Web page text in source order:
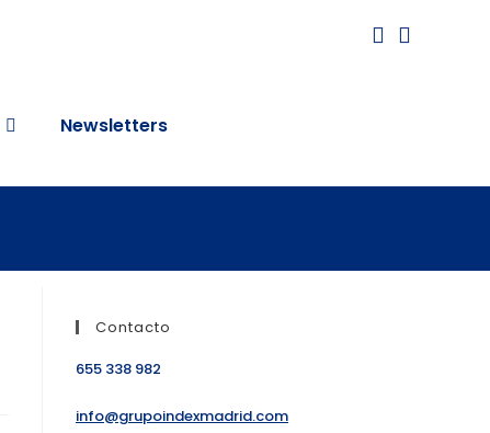
Newsletters
Contacto
655 338 982
info@grupoindexmadrid.com